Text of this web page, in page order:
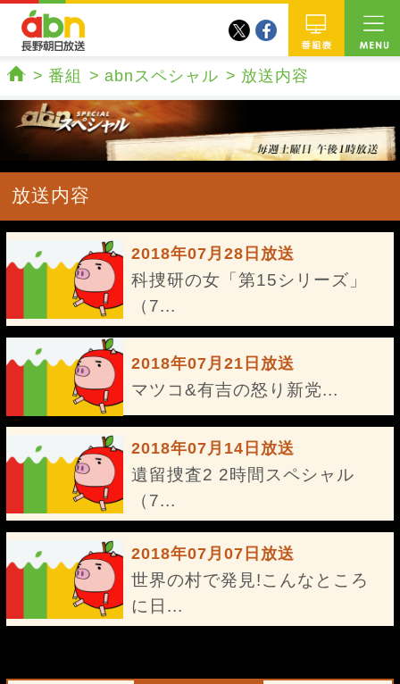
twitterfacebook
番組 abnスペシャル 放送内容
放送内容
2018年07月28日放送
科捜研の女「第15シリーズ」
（7...
2018年07月21日放送
マツコ&有吉の怒り新党...
2018年07月14日放送
遺留捜査2 2時間スペシャル
（7...
2018年07月07日放送
世界の村で発見!こんなところ
に日...